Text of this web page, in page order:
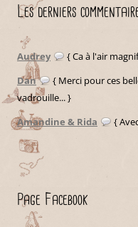
Les derniers
Audrey
{ Ca à l'air
Dan
{ Merci pour ces
vadrouille... }
Amandine & Rida
{
Page Facebook